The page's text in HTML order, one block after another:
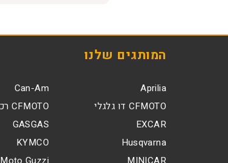
המותגים שלנו
Aprilia
Can-Am
CFMOTO דו גלגלי
CFMOTO רכבי שטח
EXCAR
GASGAS
Husqvarna
KYMCO